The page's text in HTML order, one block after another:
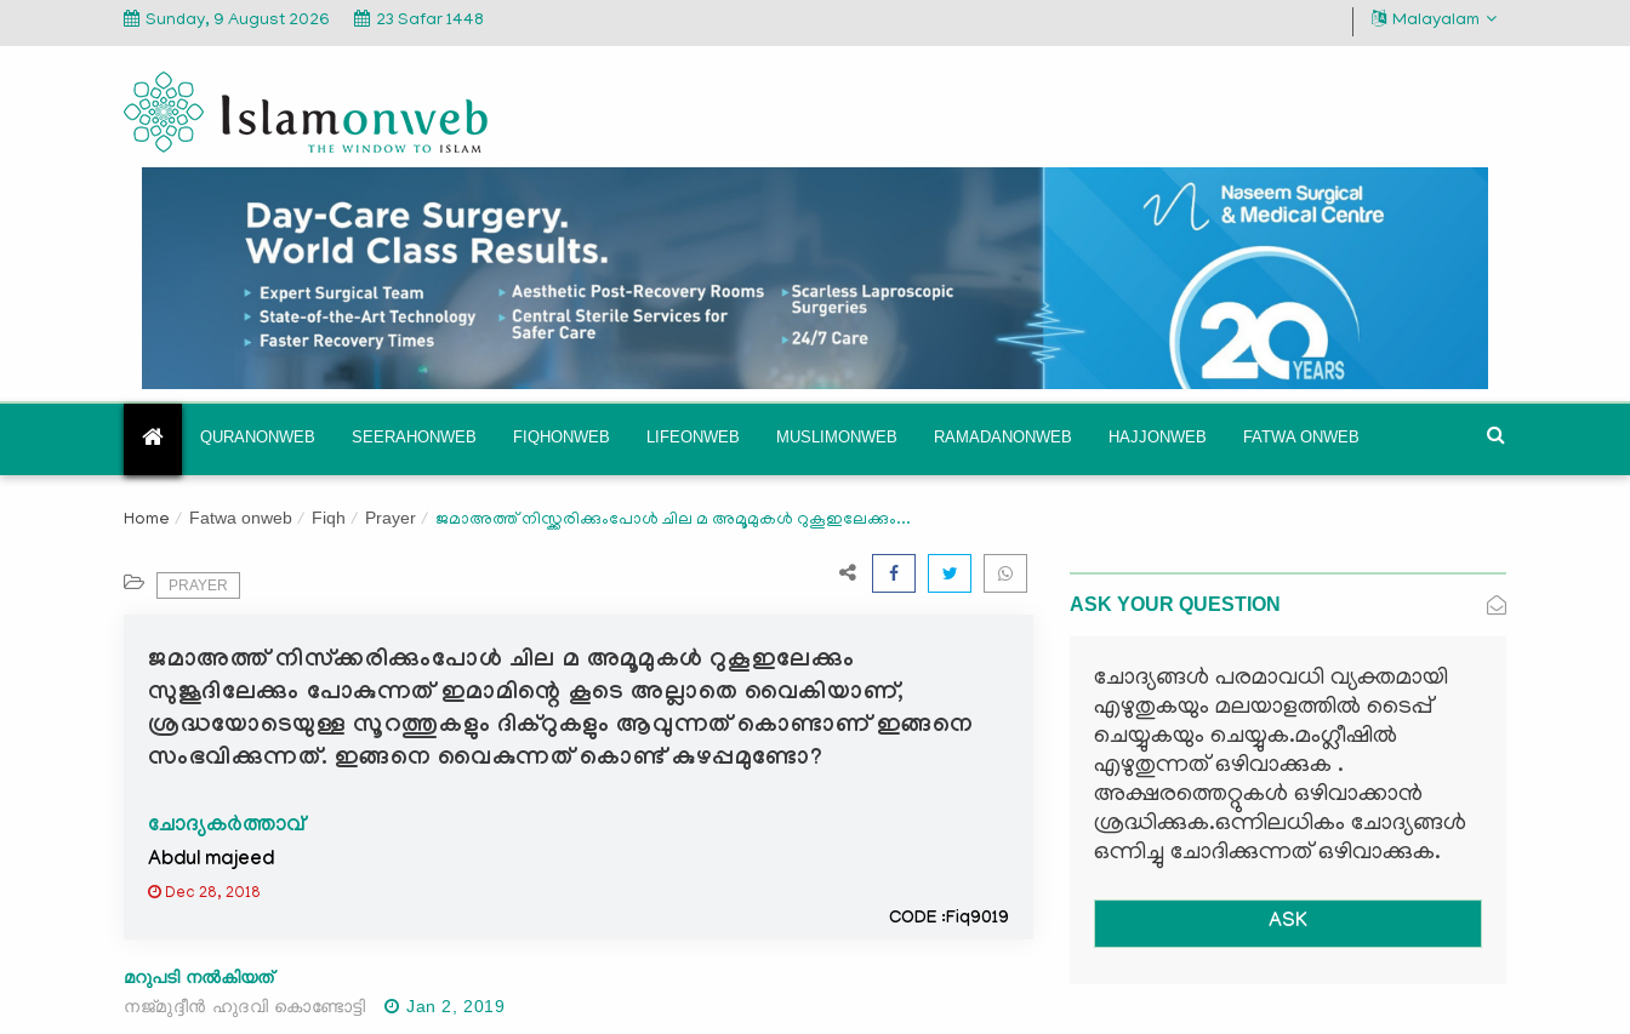
Sunday, 9 August 2026 23 Safar 1448 Malayalam
QURANONWEB SEERAHONWEB FIQHONWEB LIFEONWEB MUSLIMONWEB RAMADANONWEB HAJJONWEB FATWA ONWEB
Home Fatwa onweb Fiqh Prayer ജമാഅത്ത് നിസ്ക്കരിക്കുംപോൾ ചില മ അമൂമുകൾ റുകൂഇലേക്കും...
PRAYER
ജമാഅത്ത് നിസ്ക്കരിക്കുംപോൾ ചില മ അമൂമുകൾ റുകൂഇലേക്കും
സുജൂദിലേക്കും പോകുന്നത് ഇമാമിന്റെ കൂടെ അല്ലാതെ വൈകിയാണ്,
ശ്രദ്ധയോടെയുള്ള സൂറത്തുകളും ദിക്റുകളും ആവുന്നത് കൊണ്ടാണ് ഇങ്ങനെ
സംഭവിക്കുന്നത്. ഇങ്ങനെ വൈകുന്നത് കൊണ്ട് കുഴപ്പമുണ്ടോ?
ചോദ്യകർത്താവ്
Abdul majeed
Dec 28, 2018
CODE :Fiq9019
മറുപടി നൽകിയത്
നജ്മുദ്ദീൻ ഹുദവി കൊണ്ടോട്ടി
Jan 2, 2019
ASK YOUR QUESTION
ചോദ്യങ്ങള്‍ പരമാവധി വ്യക്തമായി
എഴുതുകയും മലയാളത്തില്‍ ടൈപ്പ്
ചെയ്യുകയും ചെയ്യുക.മംഗ്ലീഷില്‍
എഴുതുന്നത് ഒഴിവാക്കുക .
അക്ഷരത്തെറ്റുകള്‍ ഒഴിവാക്കാന്‍
ശ്രദ്ധിക്കുക.ഒന്നിലധികം ചോദ്യങ്ങള്‍
ഒന്നിച്ചു ചോദിക്കുന്നത് ഒഴിവാക്കുക.
ASK